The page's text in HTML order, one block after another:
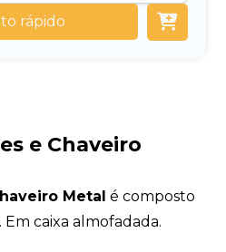
rápido
e Chaveiro
Metal é composto
caixa almofadada.